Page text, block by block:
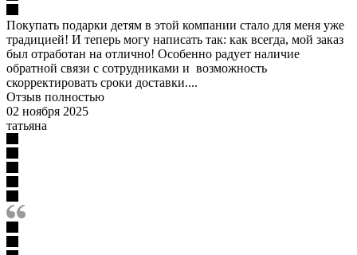
Покупать подарки детям в этой компании стало для меня уже
традицией! И теперь могу написать так: как всегда, мой заказ
был отработан на отлично! Особенно радует наличие
обратной связи с сотрудниками и возможность
скорректировать сроки доставки....
Отзыв полностью
02 ноября 2025
татьяна